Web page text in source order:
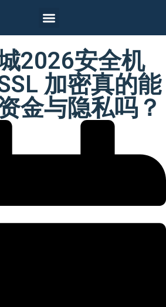
2026安全机
加密真的能
金与隐私吗？